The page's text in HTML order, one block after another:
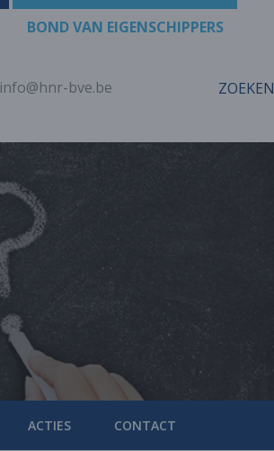
BOND VAN EIGENSCHIPPERS
info@hnr-bve.be ZOEKEN
ACTIES CONTACT